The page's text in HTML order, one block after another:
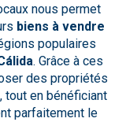
nous permet
biens à vendre
populaires
. Grâce à ces
des propriétés
en bénéficiant
parfaitement le